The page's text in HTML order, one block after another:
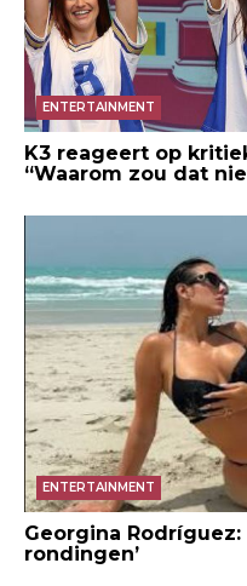
ENTERTAINMENT
K3 reageert op
“Waarom zou dat
ENTERTAINMENT
Georgina Rodríguez:
rondingen’